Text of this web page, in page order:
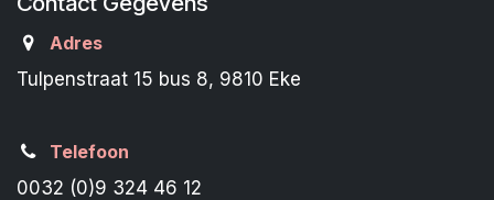
Adres
Tulpenstraat 15 bus 8, 9810 Eke
Telefoon
0032 (0)9 324 46 12